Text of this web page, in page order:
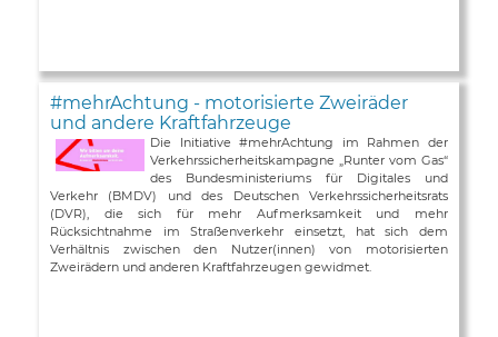
#mehrAchtung - motorisierte Zweiräder
und andere Kraftfahrzeuge
Die Initiative #mehrAchtung im Rahmen der
Verkehrssicherheitskampagne „Runter vom Gas“
des Bundesministeriums für Digitales und
Verkehr (BMDV) und des Deutschen Verkehrssicherheitsrats
(DVR), die sich für mehr Aufmerksamkeit und mehr
Rücksichtnahme im Straßenverkehr einsetzt, hat sich dem
Verhältnis zwischen den Nutzer(innen) von motorisierten
Zweirädern und anderen Kraftfahrzeugen gewidmet.